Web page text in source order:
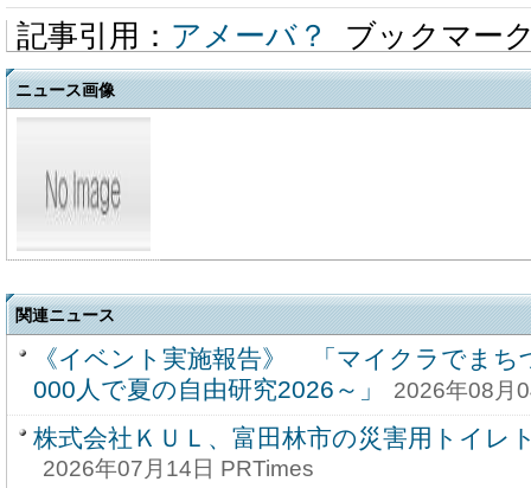
記事引用： アメーバ？ ブックマー
ニュース画像
関連ニュース
《イベント実施報告》 「マイクラでまち
000人で夏の自由研究2026～」
2026年08月
株式会社ＫＵＬ、富田林市の災害用トイレ
2026年07月14日 PRTimes